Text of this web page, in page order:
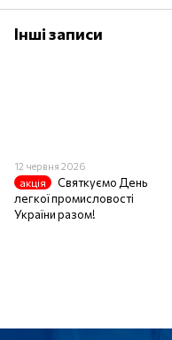
Інші записи
12 червня 2026
акція
Святкуємо День
легкої промисловості
України разом!